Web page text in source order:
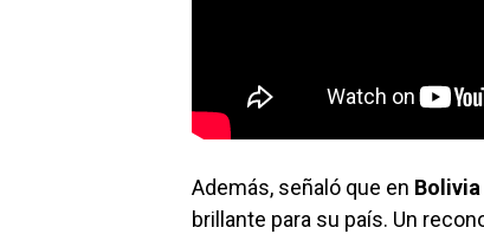
Además, señaló que en Bolivia
brillante para su país. Un